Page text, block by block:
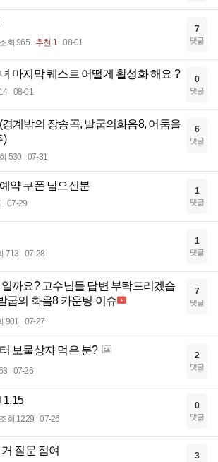
조회 965 추천 1 08-01
7
댓글
마지막 퀘스트 어떨게 활성화 해요 ?
08-01
0
댓글
계밖의 장송곡, 발굽의화음8, 어둠을
)
530 07-31
6
댓글
약 쿠폰 남으신분
07-29
1
댓글
713 07-28
1
댓글
까요? 고수님들 답변 부탁드리겠습
굽의 화음8 카운팅 이슈
901 07-27
7
댓글
보물상자 먹은 분?
07-26
2
댓글
1.15
조회 1229 07-26
0
댓글
질문 점여 3